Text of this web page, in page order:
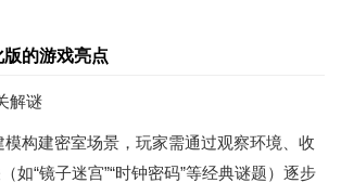
的游戏亮点
解谜
构建密室场景，玩家需通过观察环境、收
如“镜子迷宫”“时钟密码”等经典谜题）逐步